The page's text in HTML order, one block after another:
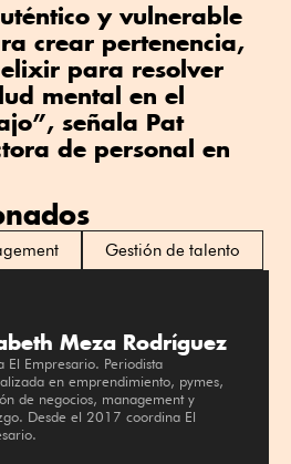
y vulnerable
crear pertenencia,
para resolver
mental en el
señala Pat
de personal en
Gestión de talento
Meza Rodríguez
El Empresario. Periodista
en emprendimiento, pymes,
de negocios, management y
Desde el 2017 coordina El